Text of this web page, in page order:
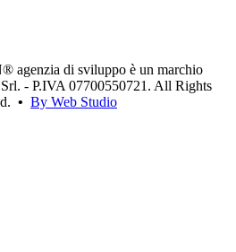
agenzia di sviluppo è un marchio
- P.IVA 07700550721. All Rights
• By Web Studio